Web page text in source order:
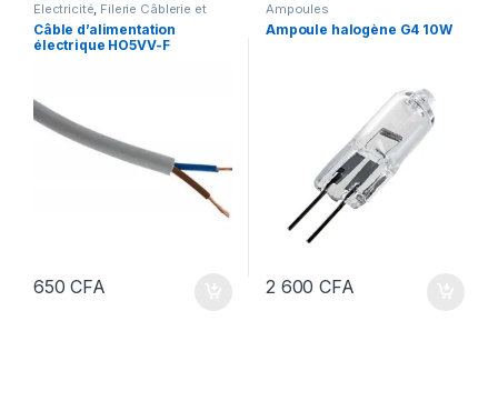
Électricité, Filerie Câblerie et
Fourreautage
Câble d’alimentation
électrique HO5VV-F
650CFA
Ampoules
Ampoule halogène G4 10W
2 600CFA